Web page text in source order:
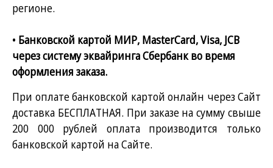
регионе.
• Банковской картой МИР, MasterCard, Visa, JCB
через систему эквайринга Сбербанк во время
оформления заказа.
При оплате банковской картой онлайн через Сайт
доставка БЕСПЛАТНАЯ. При заказе на сумму свыше
200 000 рублей оплата производится только
банковской картой на Сайте.